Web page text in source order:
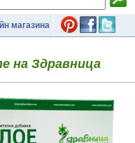
магазина
на Здравница